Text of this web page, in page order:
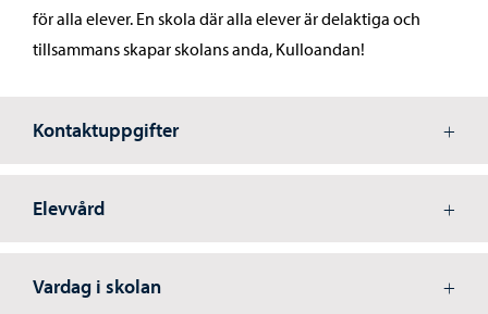
för alla elever. En skola där alla elever är delaktiga och
tillsammans skapar skolans anda, Kulloandan!
Kontaktuppgifter
Elevvård
Vardag i skolan